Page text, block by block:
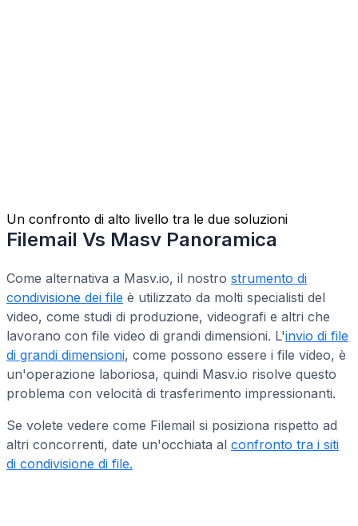
Un confronto di alto livello tra le due soluzioni
Filemail Vs Masv Panoramica
Come alternativa a Masv.io, il nostro strumento di
condivisione dei file è utilizzato da molti specialisti del
video, come studi di produzione, videografi e altri che
lavorano con file video di grandi dimensioni. L'invio di file
di grandi dimensioni, come possono essere i file video, è
un'operazione laboriosa, quindi Masv.io risolve questo
problema con velocità di trasferimento impressionanti.
Se volete vedere come Filemail si posiziona rispetto ad
altri concorrenti, date un'occhiata al confronto tra i siti
di condivisione di file.